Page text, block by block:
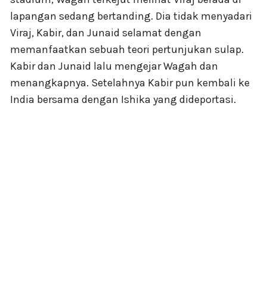
lapangan sedang bertanding. Dia tidak menyadari
Viraj, Kabir, dan Junaid selamat dengan
memanfaatkan sebuah teori pertunjukan sulap.
Kabir dan Junaid lalu mengejar Wagah dan
menangkapnya. Setelahnya Kabir pun kembali ke
India bersama dengan Ishika yang dideportasi.